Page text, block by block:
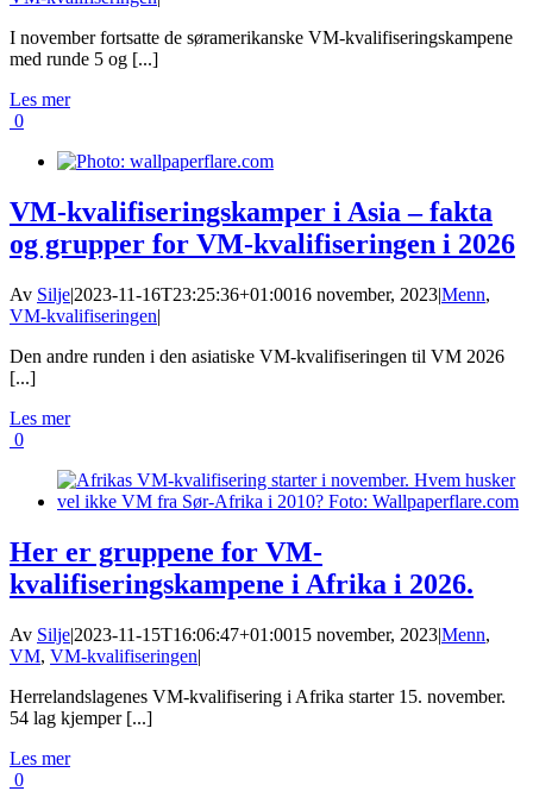
I november fortsatte de søramerikanske VM-kvalifiseringskampene
med runde 5 og [...]
Les mer
0
VM-kvalifiseringskamper i Asia – fakta
og grupper for VM-kvalifiseringen i 2026
Av Silje|2023-11-16T23:25:36+01:0016 november, 2023|Menn,
VM-kvalifiseringen|
Den andre runden i den asiatiske VM-kvalifiseringen til VM 2026
[...]
Les mer
0
Her er gruppene for VM-
kvalifiseringskampene i Afrika i 2026.
Av Silje|2023-11-15T16:06:47+01:0015 november, 2023|Menn,
VM, VM-kvalifiseringen|
Herrelandslagenes VM-kvalifisering i Afrika starter 15. november.
54 lag kjemper [...]
Les mer
0